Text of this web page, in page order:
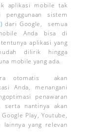
aplikasi mobile tak
sistem
dari Google, semua
Anda bisa di
aplikasi yang
dilirik hingga
mobile yang ada.
otomatis akan
Anda, menangani
penawaran
serta nantinya akan
Play, Youtube,
lainnya yang relevan